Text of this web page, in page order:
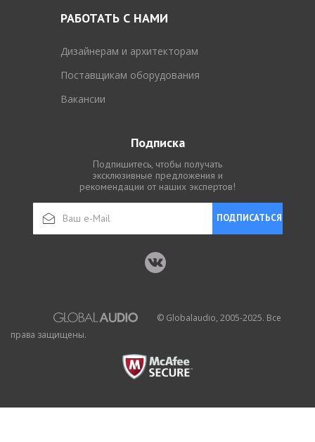
РАБОТАТЬ С НАМИ
Дизайнерам и архитекторам
Поставщикам оборудования
Вакансии
Подписка
Подпишитесь, чтобы получать
эксклюзивные предложения и
рекомендации от наших экспертов!
ПОДПИСАТЬСЯ
© Globalaudio, 2005-2025. Все
права защищены.